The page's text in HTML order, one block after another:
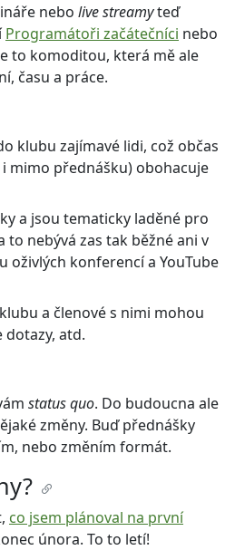
nebo live streamyteď
Programátoři začátečníci nebo
to komoditou, která mě ale
času a práce.
klubu zajímavé lidi, což občas
mimo přednášku) obohacuje
a jsou tematicky laděné pro
to nebývá zas tak běžné ani v
oživlých konferencí a YouTube
a členové s nimi mohou
atd.
status quo. Do budoucna ale
změny. Buď přednášky
nebo změním formát.
co jsem plánoval na první
února. To to letí!